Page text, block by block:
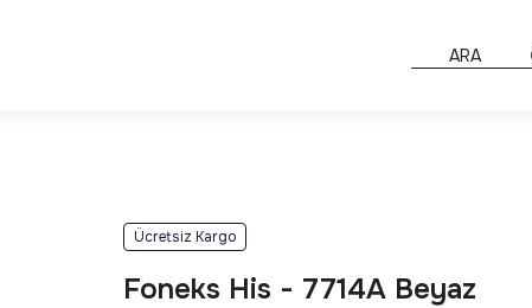
Ücretsiz Kargo
Foneks His - 7714A Beyaz